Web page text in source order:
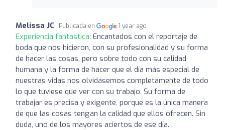
Melissa JC Publicada en 1 year ago
Experiencia fantástica: Encantados con el reportaje de
boda que nos hicieron, con su profesionalidad y su forma
de hacer las cosas, pero sobre todo con su calidad
humana y la forma de hacer que el día más especial de
nuestras vidas nos olvidásemos completamente de todo
lo que tuviese que ver con su trabajo. Su forma de
trabajar es precisa y exigente, porque es la única manera
de que las cosas tengan la calidad que ellos ofrecen. Sin
duda, uno de los mayores aciertos de ese día.